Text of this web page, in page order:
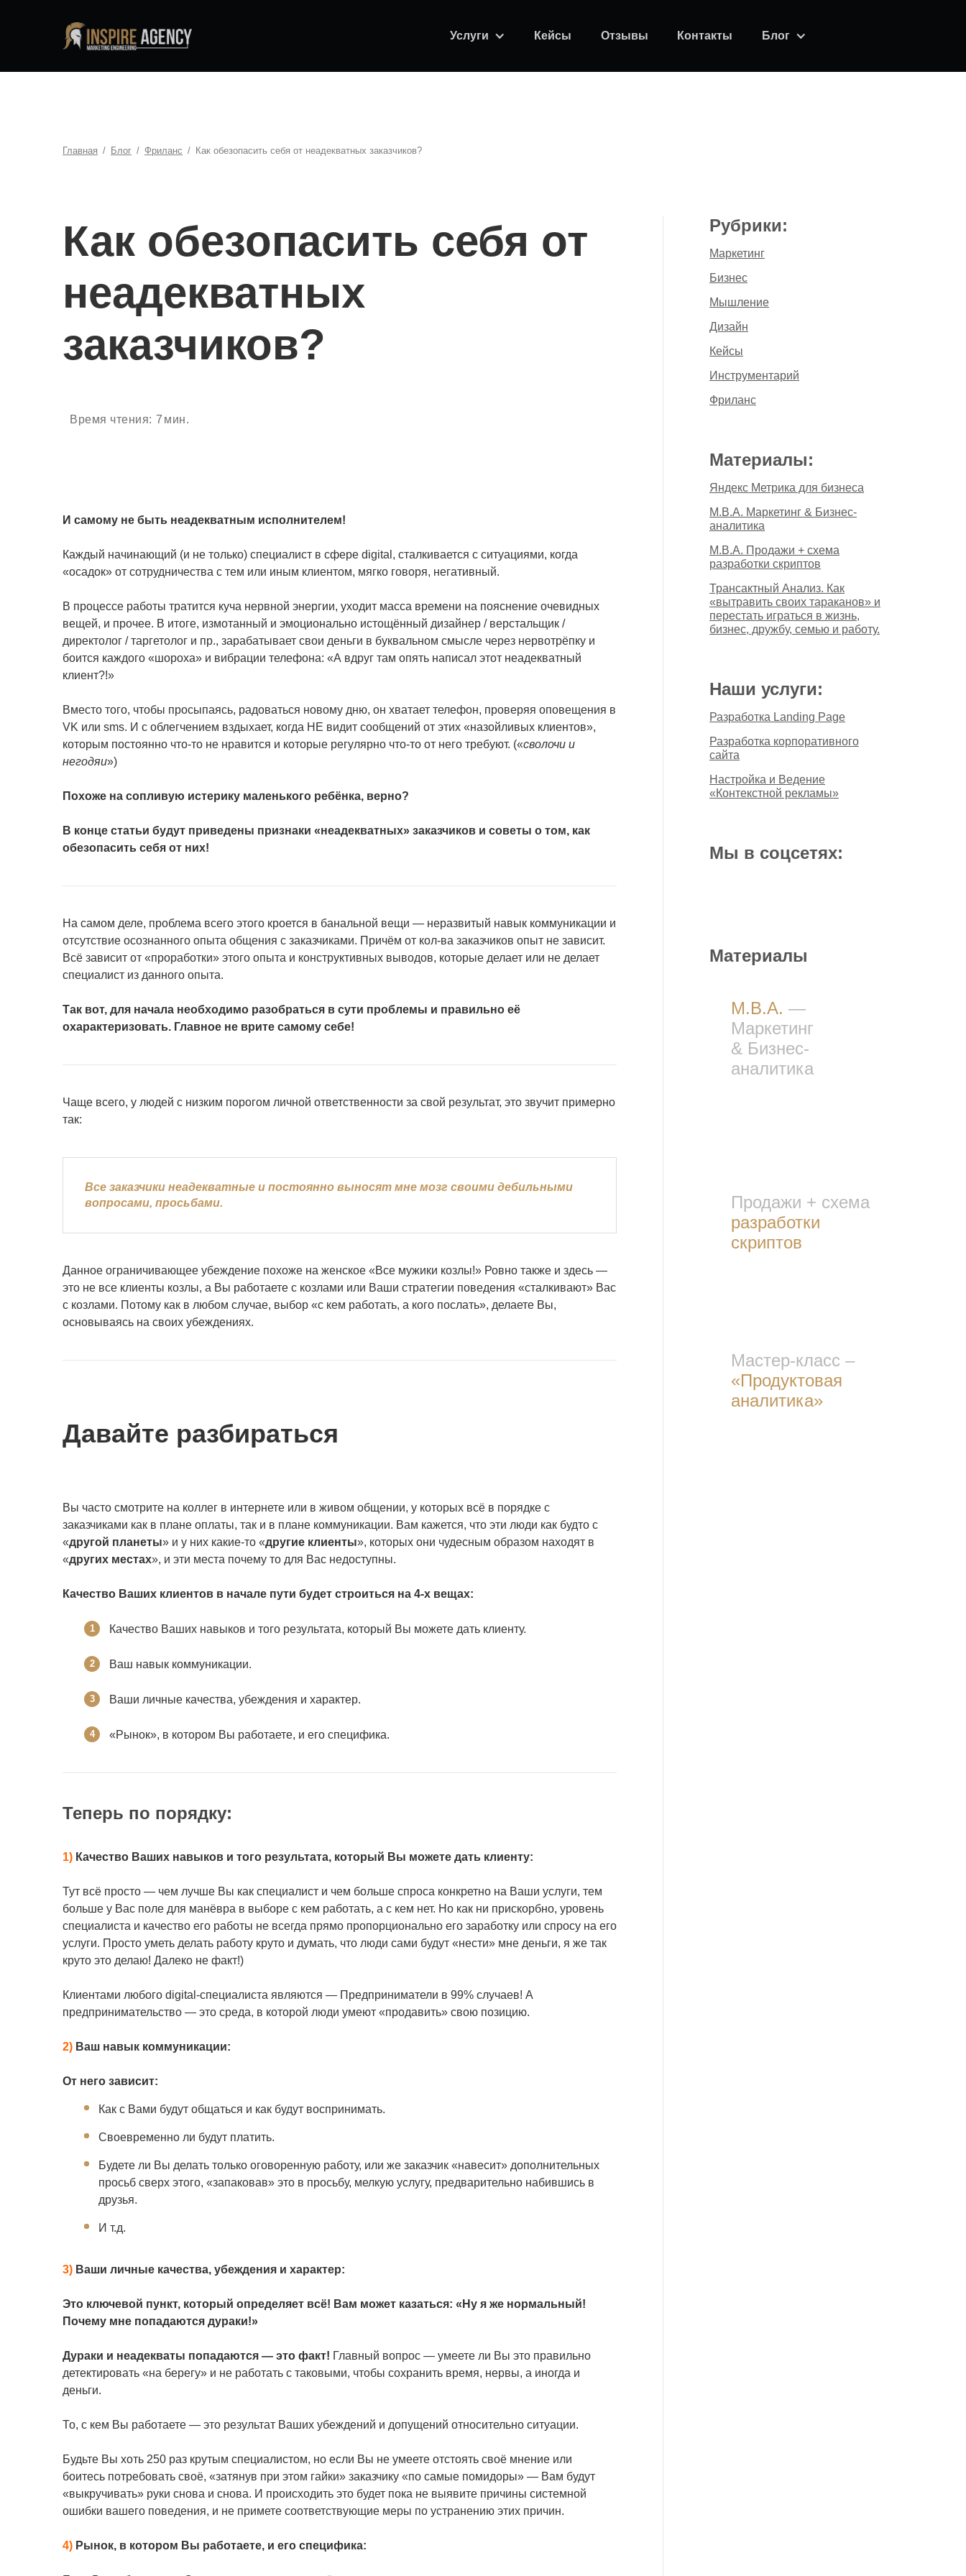
Услуги Кейсы Отзывы Контакты Блог
Главная / Блог / Фриланс / Как обезопасить себя от неадекватных заказчиков?
Как обезопасить себя от
неадекватных
заказчиков?
Время чтения: 7 мин.
И самому не быть неадекватным исполнителем!
Каждый начинающий (и не только) специалист в сфере digital, сталкивается с ситуациями, когда
«осадок» от сотрудничества с тем или иным клиентом, мягко говоря, негативный.
В процессе работы тратится куча нервной энергии, уходит масса времени на пояснение очевидных
вещей, и прочее. В итоге, измотанный и эмоционально истощённый дизайнер / верстальщик /
директолог / таргетолог и пр., зарабатывает свои деньги в буквальном смысле через нервотрёпку и
боится каждого «шороха» и вибрации телефона: «А вдруг там опять написал этот неадекватный
клиент?!»
Вместо того, чтобы просыпаясь, радоваться новому дню, он хватает телефон, проверяя оповещения в
VK или sms. И с облегчением вздыхает, когда НЕ видит сообщений от этих «назойливых клиентов»,
которым постоянно что-то не нравится и которые регулярно что-то от него требуют. («сволочи и
негодяи»)
Похоже на сопливую истерику маленького ребёнка, верно?
В конце статьи будут приведены признаки «неадекватных» заказчиков и советы о том, как
обезопасить себя от них!
На самом деле, проблема всего этого кроется в банальной вещи — неразвитый навык коммуникации и
отсутствие осознанного опыта общения с заказчиками. Причём от кол-ва заказчиков опыт не зависит.
Всё зависит от «проработки» этого опыта и конструктивных выводов, которые делает или не делает
специалист из данного опыта.
Так вот, для начала необходимо разобраться в сути проблемы и правильно её
охарактеризовать. Главное не врите самому себе!
Чаще всего, у людей с низким порогом личной ответственности за свой результат, это звучит примерно
так:
Все заказчики неадекватные и постоянно выносят мне мозг своими дебильными
вопросами, просьбами.
Данное ограничивающее убеждение похоже на женское «Все мужики козлы!» Ровно также и здесь —
это не все клиенты козлы, а Вы работаете с козлами или Ваши стратегии поведения «сталкивают» Вас
с козлами. Потому как в любом случае, выбор «с кем работать, а кого послать», делаете Вы,
основываясь на своих убеждениях.
Давайте разбираться
Вы часто смотрите на коллег в интернете или в живом общении, у которых всё в порядке с
заказчиками как в плане оплаты, так и в плане коммуникации. Вам кажется, что эти люди как будто с
«другой планеты» и у них какие-то «другие клиенты», которых они чудесным образом находят в
«других местах», и эти места почему то для Вас недоступны.
Качество Ваших клиентов в начале пути будет строиться на 4-х вещах:
Качество Ваших навыков и того результата, который Вы можете дать клиенту.
Ваш навык коммуникации.
Ваши личные качества, убеждения и характер.
«Рынок», в котором Вы работаете, и его специфика.
Теперь по порядку:
1) Качество Ваших навыков и того результата, который Вы можете дать клиенту:
Тут всё просто — чем лучше Вы как специалист и чем больше спроса конкретно на Ваши услуги, тем
больше у Вас поле для манёвра в выборе с кем работать, а с кем нет. Но как ни прискорбно, уровень
специалиста и качество его работы не всегда прямо пропорционально его заработку или спросу на его
услуги. Просто уметь делать работу круто и думать, что люди сами будут «нести» мне деньги, я же так
круто это делаю! Далеко не факт!)
Клиентами любого digital-специалиста являются — Предприниматели в 99% случаев! А
предпринимательство — это среда, в которой люди умеют «продавить» свою позицию.
2) Ваш навык коммуникации:
От него зависит:
Как с Вами будут общаться и как будут воспринимать.
Своевременно ли будут платить.
Будете ли Вы делать только оговоренную работу, или же заказчик «навесит» дополнительных
просьб сверх этого, «запаковав» это в просьбу, мелкую услугу, предварительно набившись в
друзья.
И т.д.
3) Ваши личные качества, убеждения и характер:
Это ключевой пункт, который определяет всё! Вам может казаться: «Ну я же нормальный!
Почему мне попадаются дураки!»
Дураки и неадекваты попадаются — это факт! Главный вопрос — умеете ли Вы это правильно
детектировать «на берегу» и не работать с таковыми, чтобы сохранить время, нервы, а иногда и
деньги.
То, с кем Вы работаете — это результат Ваших убеждений и допущений относительно ситуации.
Будьте Вы хоть 250 раз крутым специалистом, но если Вы не умеете отстоять своё мнение или
боитесь потребовать своё, «затянув при этом гайки» заказчику «по самые помидоры» — Вам будут
«выкручивать» руки снова и снова. И происходить это будет пока не выявите причины системной
ошибки вашего поведения, и не примете соответствующие меры по устранению этих причин.
4) Рынок, в котором Вы работаете, и его специфика:
Рубрики:
Маркетинг
Бизнес
Мышление
Дизайн
Кейсы
Инструментарий
Фриланс
Материалы:
Яндекс Метрика для бизнеса
M.B.A. Маркетинг & Бизнес-
аналитика
M.B.A. Продажи + схема
разработки скриптов
Трансактный Анализ. Как
«вытравить своих тараканов» и
перестать играться в жизнь,
бизнес, дружбу, семью и работу.
Наши услуги:
Разработка Landing Page
Разработка корпоративного
сайта
Настройка и Ведение
«Контекстной рекламы»
Мы в соцсетях:
Материалы
M.B.A. —
Маркетинг
& Бизнес-
аналитика
Продажи + схема
разработки
скриптов
Мастер-класс –
«Продуктовая
аналитика»